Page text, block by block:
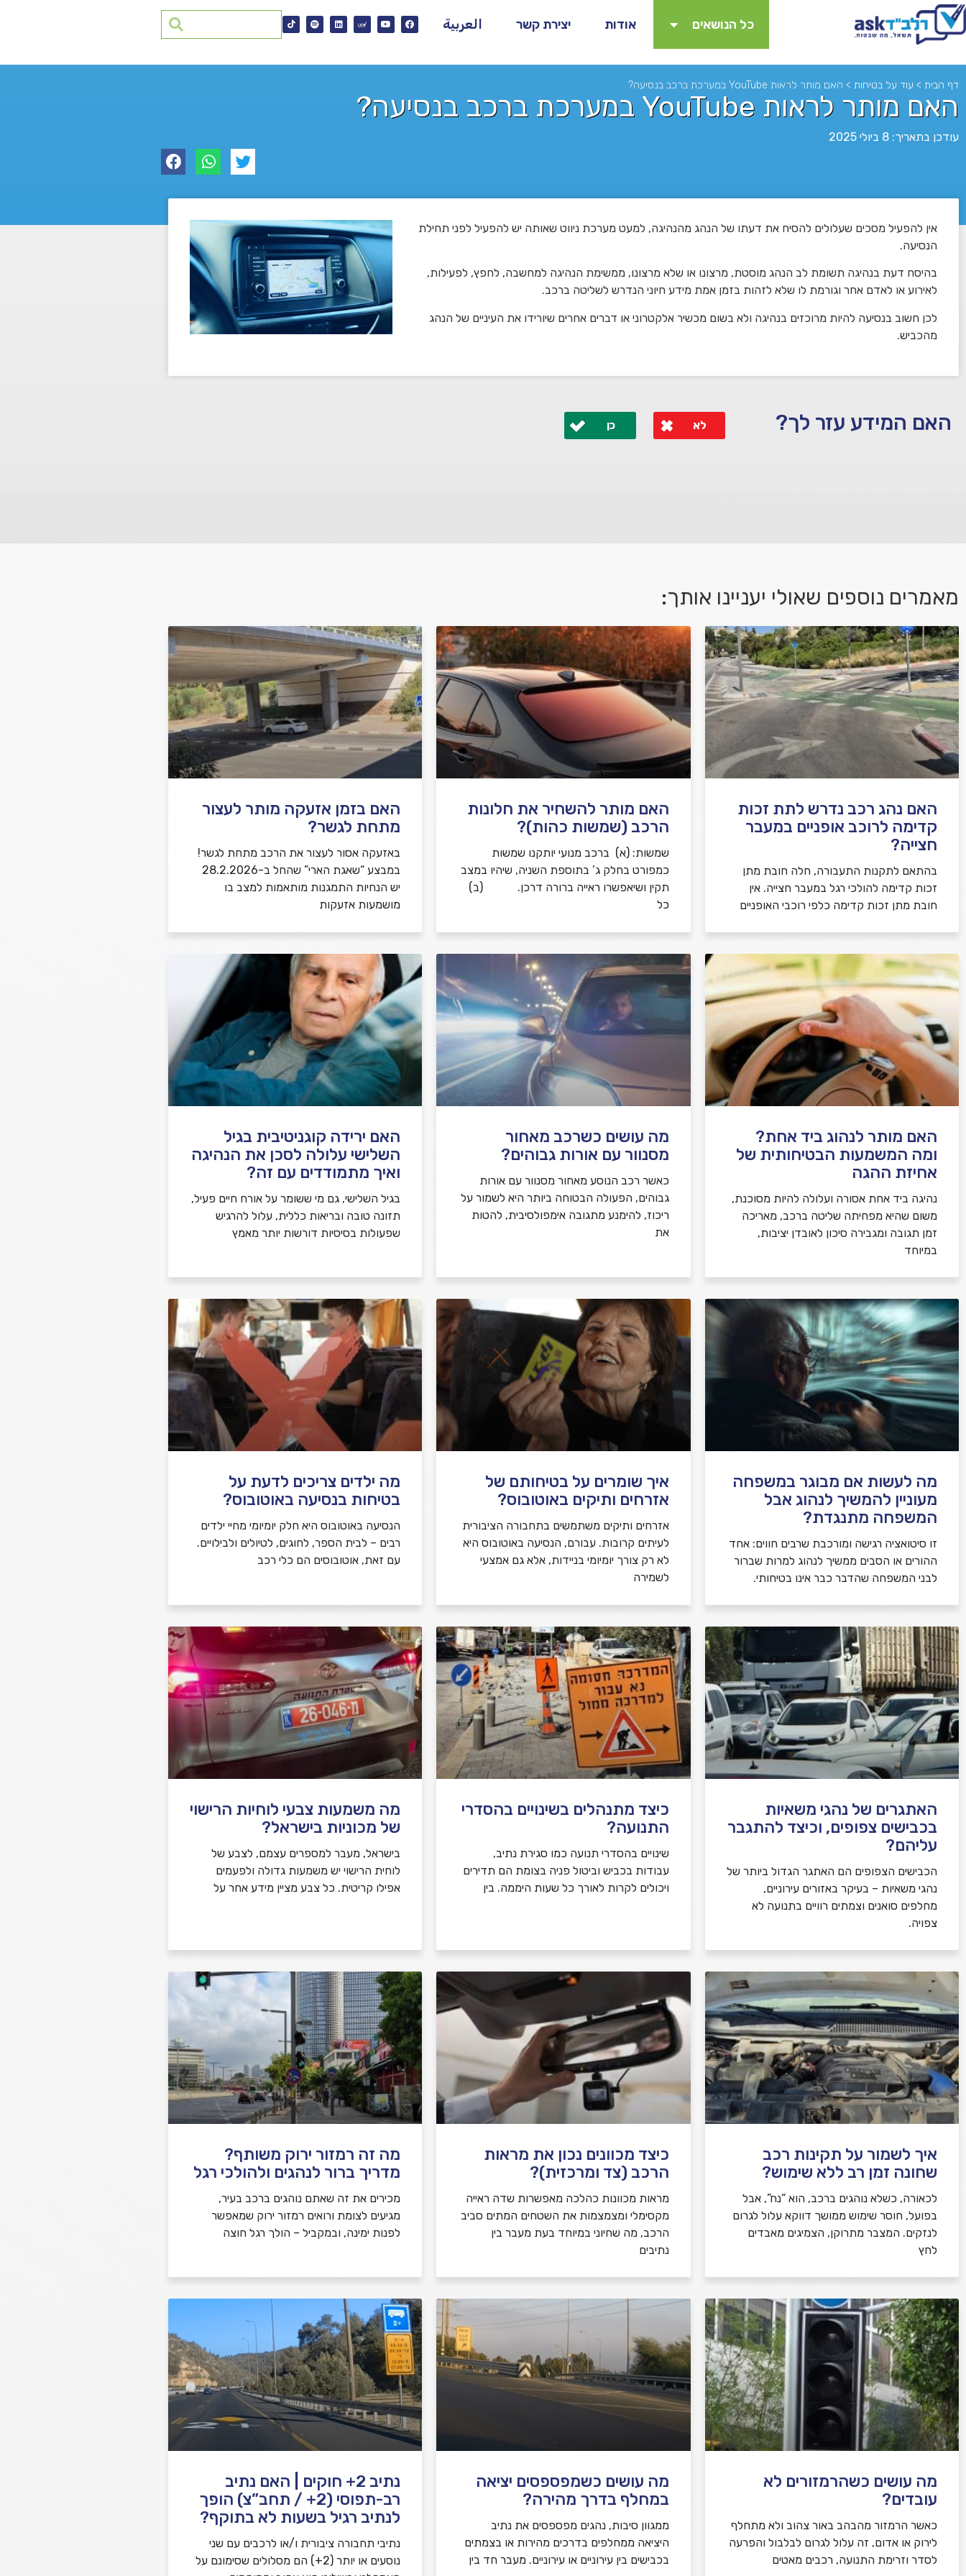
כל הנושאים אודות יצירת קשר العربية
דף הבית > עוד על בטיחות > האם מותר לראות YouTube במערכת ברכב בנסיעה?
האם מותר לראות YouTube במערכת ברכב בנסיעה?
עודכן בתאריך: 8 ביולי 2025
לא
אין להפעיל מסכים שעלולים להסיח את דעתו של הנהג מהנהיגה, למעט מערכת ניווט שאותה יש להפעיל לפני תחילת
הנסיעה.
בהיסח דעת בנהיגה תשומת לב הנהג מוסטת, מרצונו או שלא מרצונו, ממשימת הנהיגה למחשבה, לחפץ, לפעילות,
לאירוע או לאדם אחר וגורמת לו שלא לזהות בזמן אמת מידע חיוני הנדרש לשליטה ברכב.
לכן חשוב בנסיעה להיות מרוכזים בנהיגה ולא בשום מכשיר אלקטרוני או דברים אחרים שיורידו את העיניים של הנהג
מהכביש.
האם המידע עזר לך? לא כן
אני מאשר/ת קבלת דיוור במייל ושימוש בפרטים
בהתאםלמדיניות הפרטיות
שלח משוב
מאמרים נוספים שאולי יעניינו אותך:
האם נהג רכב נדרש לתת זכות
קדימה לרוכב אופניים במעבר
חצייה?
בהתאם לתקנות התעבורה, חלה חובת מתן
זכות קדימה להולכי רגל במעבר חצייה. אין
חובת מתן זכות קדימה כלפי רוכבי האופניים
האם מותר להשחיר את חלונות
הרכב (שמשות כהות)?
שמשות: (א) ברכב מנועי יותקנו שמשות
כמפורט בחלק ג’ בתוספת השניה, שיהיו במצב
תקין ושיאפשרו ראייה ברורה דרכן. (ב)
כל
האם בזמן אזעקה מותר לעצור
מתחת לגשר?
באזעקה אסור לעצור את הרכב מתחת לגשר!
במבצע “שאגת הארי” שהחל ב-28.2.2026
יש הנחיות התמגנות מותאמות למצב בו
מושמעות אזעקות
האם מותר לנהוג ביד אחת?
ומה המשמעות הבטיחותית של
אחיזת ההגה
נהיגה ביד אחת אסורה ועלולה להיות מסוכנת,
משום שהיא מפחיתה שליטה ברכב, מאריכה
זמן תגובה ומגבירה סיכון לאובדן יציבות,
במיוחד
מה עושים כשרכב מאחור
מסנוור עם אורות גבוהים?
כאשר רכב הנוסע מאחור מסנוור עם אורות
גבוהים, הפעולה הבטוחה ביותר היא לשמור על
ריכוז, להימנע מתגובה אימפולסיבית, להטות
את
האם ירידה קוגניטיבית בגיל
השלישי עלולה לסכן את הנהיגה
ואיך מתמודדים עם זה?
בגיל השלישי, גם מי ששומר על אורח חיים פעיל,
תזונה טובה ובריאות כללית, עלול להרגיש
שפעולות בסיסיות דורשות יותר מאמץ
מה לעשות אם מבוגר במשפחה
מעוניין להמשיך לנהוג אבל
המשפחה מתנגדת?
זו סיטואציה רגישה ומורכבת שרבים חווים: אחד
ההורים או הסבים ממשיך לנהוג למרות שברור
לבני המשפחה שהדבר כבר אינו בטיחותי.
איך שומרים על בטיחותם של
אזרחים ותיקים באוטובוס?
אזרחים ותיקים משתמשים בתחבורה הציבורית
לעיתים קרובות. עבורם, הנסיעה באוטובוס היא
לא רק צורך יומיומי בניידות, אלא גם אמצעי
לשמירה
מה ילדים צריכים לדעת על
בטיחות בנסיעה באוטובוס?
הנסיעה באוטובוס היא חלק יומיומי מחיי ילדים
רבים – לבית הספר, לחוגים, לטיולים ולבילויים.
עם זאת, אוטובוסים הם כלי רכב
האתגרים של נהגי משאיות
בכבישים צפופים, וכיצד להתגבר
עליהם?
הכבישים הצפופים הם האתגר הגדול ביותר של
נהגי משאיות – בעיקר באזורים עירוניים,
מחלפים סואנים וצמתים רוויים בתנועה לא
צפויה.
כיצד מתנהלים בשינויים בהסדרי
התנועה?
שינויים בהסדרי תנועה כמו סגירת נתיב,
עבודות בכביש וביטול פניה בצומת הם תדירים
ויכולים לקרות לאורך כל שעות היממה. בין
מה משמעות צבעי לוחיות הרישוי
של מכוניות בישראל?
בישראל, מעבר למספרים עצמם, לצבע של
לוחית הרישוי יש משמעות גדולה ולפעמים
אפילו קריטית. כל צבע מציין מידע אחר על
איך לשמור על תקינות רכב
שחונה זמן רב ללא שימוש?
לכאורה, כשלא נוהגים ברכב, הוא “נח”, אבל
בפועל, חוסר שימוש ממושך דווקא עלול לגרום
לנזקים. המצבר מתרוקן, הצמיגים מאבדים
לחץ
כיצד מכוונים נכון את מראות
הרכב (צד ומרכזית)?
מראות מכוונות כהלכה מאפשרות שדה ראייה
מקסימלי ומצמצמות את השטחים המתים סביב
הרכב, מה שחיוני במיוחד בעת מעבר בין
נתיבים
מה זה רמזור ירוק משותף?
מדריך ברור לנהגים ולהולכי רגל
מכירים את זה שאתם נוהגים ברכב בעיר,
מגיעים לצומת ורואים רמזור ירוק שמאפשר
לפנות ימינה, ובמקביל – הולך רגל חוצה
מה עושים כשהרמזורים לא
עובדים?
כאשר הרמזור מהבהב באור צהוב ולא מתחלף
לירוק או אדום, זה עלול לגרום לבלבול והפרעה
לסדר וזרימת התנועה, רכבים מאטים
מה עושים כשמפספסים יציאה
במחלף בדרך מהירה?
ממגוון סיבות, נהגים מפספסים את נתיב
היציאה ממחלפים בדרכים מהירות או בצמתים
בכבישים בין עירוניים או עירוניים. מעבר חד בין
נתיב 2+ חוקים | האם נתיב
רב-תפוסי (2+ / תחב”צ) הופך
לנתיב רגיל בשעות לא בתוקף?
נתיבי תחבורה ציבורית ו/או לרכבים עם שני
נוסעים או יותר (2+) הם מסלולים שסימונם על